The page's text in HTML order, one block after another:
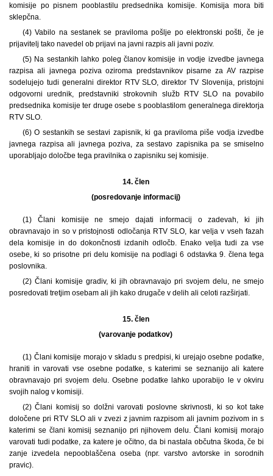
komisije po pisnem pooblastilu predsednika komisije. Komisija mora biti
sklepčna.
(4) Vabilo na sestanek se praviloma pošlje po elektronski pošti, če je
prijavitelj tako navedel ob prijavi na javni razpis ali javni poziv.
(5) Na sestankih lahko poleg članov komisije in vodje izvedbe javnega
razpisa ali javnega poziva oziroma predstavnikov pisarne za AV razpise
sodelujejo tudi generalni direktor RTV SLO, direktor TV Slovenija, pristojni
odgovorni urednik, predstavniki strokovnih služb RTV SLO na povabilo
predsednika komisije ter druge osebe s pooblastilom generalnega direktorja
RTV SLO.
(6) O sestankih se sestavi zapisnik, ki ga praviloma piše vodja izvedbe
javnega razpisa ali javnega poziva, za sestavo zapisnika pa se smiselno
uporabljajo določbe tega pravilnika o zapisniku sej komisije.
14. člen
(posredovanje informacij)
(1) Člani komisije ne smejo dajati informacij o zadevah, ki jih
obravnavajo in so v pristojnosti odločanja RTV SLO, kar velja v vseh fazah
dela komisije in do dokončnosti izdanih odločb. Enako velja tudi za vse
osebe, ki so prisotne pri delu komisije na podlagi 6 odstavka 9. člena tega
poslovnika.
(2) Člani komisije gradiv, ki jih obravnavajo pri svojem delu, ne smejo
posredovati tretjim osebam ali jih kako drugače v delih ali celoti razširjati.
15. člen
(varovanje podatkov)
(1) Člani komisije morajo v skladu s predpisi, ki urejajo osebne podatke,
hraniti in varovati vse osebne podatke, s katerimi se seznanijo ali katere
obravnavajo pri svojem delu. Osebne podatke lahko uporabijo le v okviru
svojih nalog v komisiji.
(2) Člani komisij so dolžni varovati poslovne skrivnosti, ki so kot take
določene pri RTV SLO ali v zvezi z javnim razpisom ali javnim pozivom in s
katerimi se člani komisij seznanijo pri njihovem delu. Člani komisij morajo
varovati tudi podatke, za katere je očitno, da bi nastala občutna škoda, če bi
zanje izvedela nepooblaščena oseba (npr. varstvo avtorske in sorodnih
pravic).